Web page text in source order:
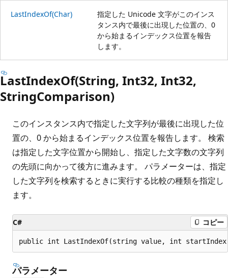
LastIndexOf(Char)
指定した Unicode 文字がこのインス
タンス内で最後に出現した位置の、0
から始まるインデックス位置を報告
します。
LastIndexOf(String, Int32, Int32,
StringComparison)
このインスタンス内で指定した文字列が最後に出現した位
置の、0 から始まるインデックス位置を報告します。 検索
は指定した文字位置から開始し、指定した文字数の文字列
の先頭に向かって後方に進みます。 パラメーターは、指定
した文字列を検索するときに実行する比較の種類を指定し
ます。
C# コピー
public int LastIndexOf(string value, int startIndex,
パラメーター